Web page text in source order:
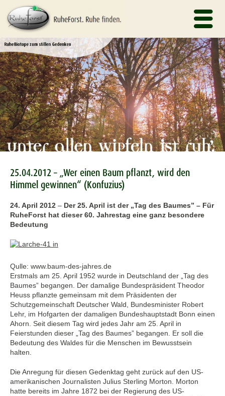
25.04.2012 – „Wer einen Baum pflanzt, wird den
Himmel gewinnen“ (Konfuzius)
24. April 2012 – Der 25. April ist der „Tag des Baumes” – Für
RuheForst hat dieser 60. Jahrestag eine ganz besondere
Bedeutung
Qulle: www.baum-des-jahres.de
Erstmals am 25. April 1952 wurde in Deutschland der „Tag des
Baumes” begangen. Der damalige Bundespräsident Theodor
Heuss pflanzte gemeinsam mit dem Präsidenten der
Schutzgemeinschaft Deutscher Wald, Bundesminister Robert
Lehr, im Hofgarten der damaligen Bundeshauptstadt Bonn einen
Ahorn. Seit diesem Tag wird jedes Jahr am 25. April in
Feierstunden dieser „Tag des Baumes” begangen. Er soll die
Bedeutung des Waldes für die Menschen im Bewusstsein
halten.
Die Anregung für diesen Gedenktag geht zurück auf den US-
amerikanischen Journalisten Julius Sterling Morton. Morton
hatte bereits im Jahre 1872 bei der Regierung des US-